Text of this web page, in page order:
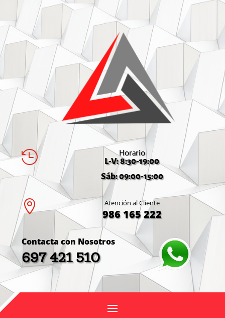
 Horario
L-V: 8:30-19:00
Sáb: 09:00-15:00
 Atención al Cliente
986 165 222
Contacta con Nosotros
697 421 510